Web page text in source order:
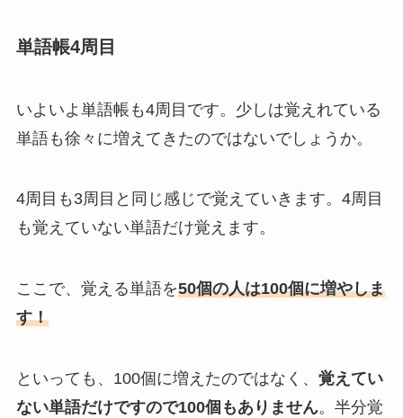
単語帳4周目
いよいよ単語帳も4周目です。少しは覚えれている
単語も徐々に増えてきたのではないでしょうか。
4周目も3周目と同じ感じで覚えていきます。4周目
も覚えていない単語だけ覚えます。
ここで、覚える単語を50個の人は100個に増やしま
す！
といっても、100個に増えたのではなく、 覚えてい
ない単語だけですので100個もありません。半分覚